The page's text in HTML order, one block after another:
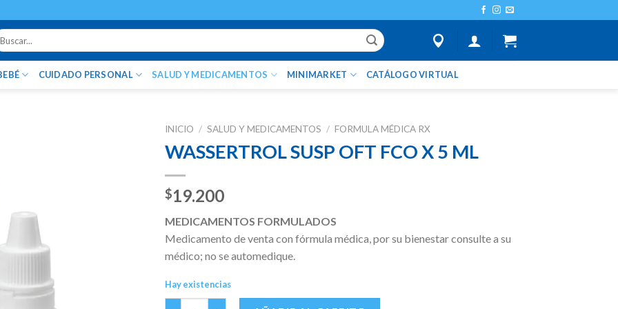
CUIDADO PERSONAL SALUD Y MEDICAMENTOS MINIMARKET CATÁLOGO VIRTUAL
INICIO / SALUD Y MEDICAMENTOS / FORMULA MÉDICA RX
WASSERTROL SUSP OFT FCO X 5 ML
$19.200
MEDICAMENTOS FORMULADOS
Medicamento de venta con fórmula médica, por su bienestar consulte a su
médico; no se automedique.
Hay existencias
WASSERTROL SUSP OFT FCO X 5 ML cantidad